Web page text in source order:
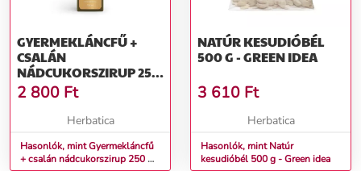
GYERMEKLÁNCFŰ +
CSALÁN
NÁDCUKORSZIRUP 250
ML - GREEN IDEA
2 800 Ft
Herbatica
Hasonlók, mint Gyermekláncfű
+ csalán nádcukorszirup 250 ml
NATÚR KESUDIÓBÉL
500 G - GREEN IDEA
3 610 Ft
Herbatica
Hasonlók, mint Natúr
kesudióbél 500 g - Green idea